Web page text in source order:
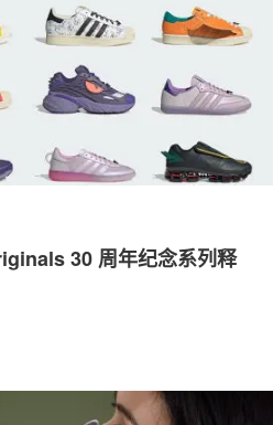
30 周年纪念系列释